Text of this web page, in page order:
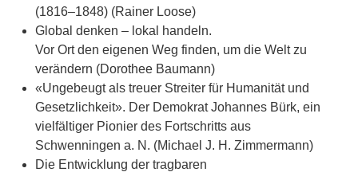
(1816–1848) (Rainer Loose)
Global denken – lokal handeln.
Vor Ort den eigenen Weg finden, um die Welt zu
verändern (Dorothee Baumann)
«Ungebeugt als treuer Streiter für Humanität und
Gesetzlichkeit». Der Demokrat Johannes Bürk, ein
vielfältiger Pionier des Fortschritts aus
Schwenningen a. N. (Michael J. H. Zimmermann)
Die Entwicklung der tragbaren